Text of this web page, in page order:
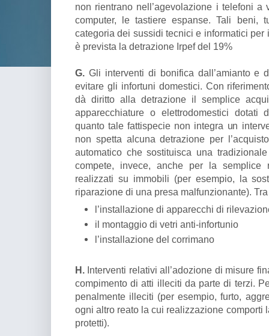
non rientrano nell’agevolazione i telefoni
computer, le tastiere espanse. Tali beni,
categoria dei sussidi tecnici e informatici
è prevista la detrazione Irpef del 19%
G. Gli interventi di bonifica dall’amianto e
evitare gli infortuni domestici. Con
dà diritto alla detrazione il semplice
apparecchiature o elettrodomestici dotati
quanto tale fattispecie non integra un
non spetta alcuna detrazione per
automatico che sostituisca una
compete, invece, anche per la semplice
realizzati su immobili (per esempio, la
riparazione di una presa malfunzionante).
l’installazione di apparecchi di
il montaggio di vetri anti-infortunio
l’installazione del corrimano
H. Interventi relativi all’adozione di misure
compimento di atti illeciti da parte di terzi.
penalmente illeciti (per esempio, furto,
ogni altro reato la cui realizzazione comporti
protetti).